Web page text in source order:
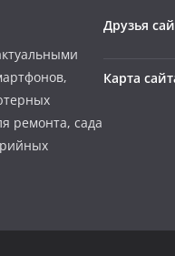
ремонта, сада
Друзья
Карта